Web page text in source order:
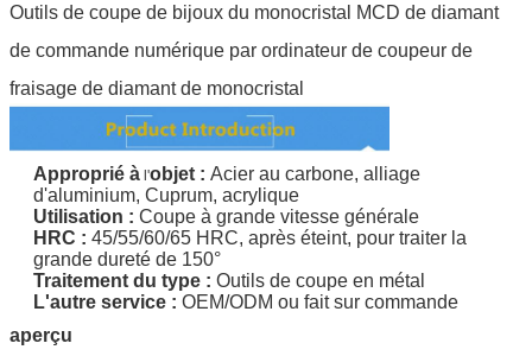
Outils de coupe de bijoux du monocristal MCD de diamant
de commande numérique par ordinateur de coupeur de
fraisage de diamant de monocristal
Approprié à l'objet : Acier au carbone, alliage
d'aluminium, Cuprum, acrylique
Utilisation : Coupe à grande vitesse générale
HRC : 45/55/60/65 HRC, après éteint, pour traiter la
grande dureté de 150°
Traitement du type : Outils de coupe en métal
L'autre service : OEM/ODM ou fait sur commande
aperçu